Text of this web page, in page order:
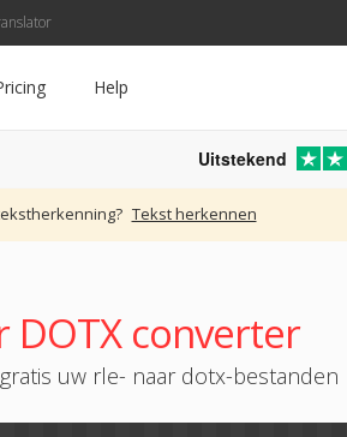
Help
Uitstekend
Tekst herkennen
DOTX converter
uw rle- naar dotx-bestanden